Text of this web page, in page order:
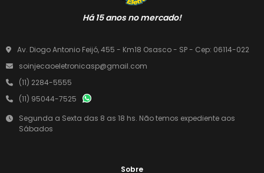
Há 15 anos no mercado!
Av. Diogo Antonio Feijó, 455 - Km18 Osasco - SP - Cep: 06114-022
soinjecaoeletronicasp@gmail.com
(11) 2284-5555
(11) 95044-7525
Segunda a Sexta das 8 as 18 hs. Não temos expediente aos
Sábados
Sobre